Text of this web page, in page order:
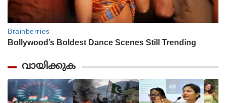
വായിക്കുക